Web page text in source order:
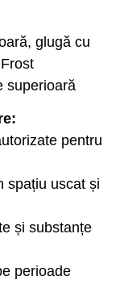
glugă cu
superioară
pentru
spațiu uscat și
și substanțe
perioade